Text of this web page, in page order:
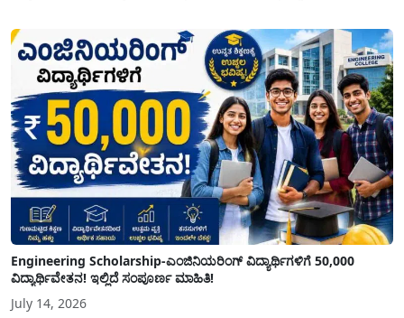
Engineering Scholarship-ಎಂಜಿನಿಯರಿಂಗ್ ವಿದ್ಯಾರ್ಥಿಗಳಿಗೆ 50,000
ವಿದ್ಯಾರ್ಥಿವೇತನ! ಇಲ್ಲಿದೆ ಸಂಪೂರ್ಣ ಮಾಹಿತಿ!
July 14, 2026